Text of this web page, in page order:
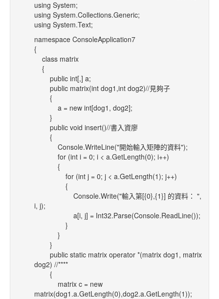
using System;
using System.Collections.Generic;
using System.Text;
namespace ConsoleApplication7
{
class matrix
{
public int[,] a;
public matrix(int dog1,int dog2)//見夠子
{
a = new int[dog1, dog2];
}
public void insert()//書入資廖
{
Console.WriteLine("開始輸入矩陣的資料");
for (int i = 0; i < a.GetLength(0); i++)
{
for (int j = 0; j < a.GetLength(1); j++)
{
Console.Write("輸入第[{0},{1}] 的資料： ",
i, j);
a[i, j] = Int32.Parse(Console.ReadLine());
}
}
}
public static matrix operator *(matrix dog1, matrix
dog2) //****
{
matrix c = new
matrix(dog1.a.GetLength(0),dog2.a.GetLength(1));